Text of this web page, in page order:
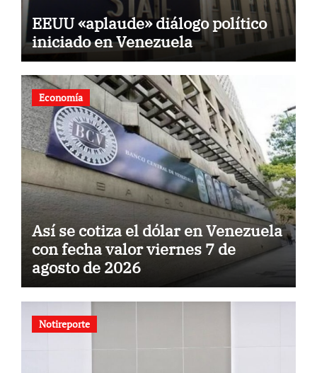
EEUU «aplaude» diálogo político
iniciado en Venezuela
Economía
Así se cotiza el dólar en Venezuela
con fecha valor viernes 7 de
agosto de 2026
Notireporte